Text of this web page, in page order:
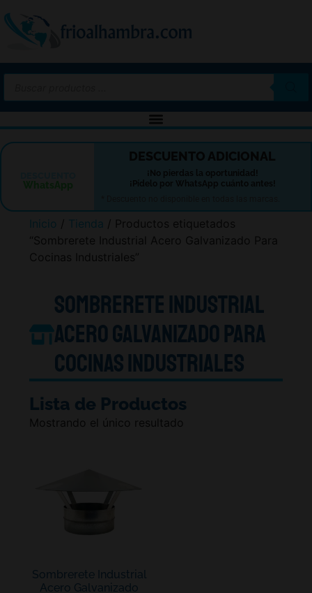
DESCUENTO ADICIONAL
¡No pierdas la oportunidad!
¡Pídelo por WhatsApp cuánto antes!
Inicio / Tienda / Productos etiquetados
“Sombrerete Industrial Acero Galvanizado Para
Cocinas Industriales”
Sombrerete Industrial
Acero Galvanizado Para
Cocinas Industriales
Lista de Productos
Mostrando el único resultado
Sombrerete Industrial
Acero Galvanizado